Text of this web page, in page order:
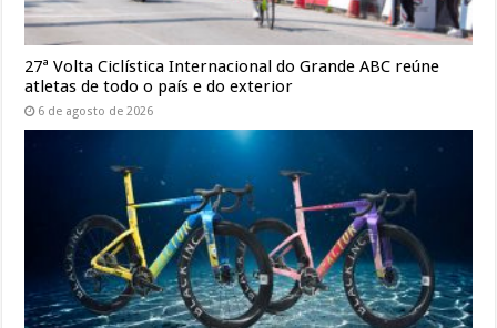
27ª Volta Ciclística Internacional do Grande ABC reúne
atletas de todo o país e do exterior
6 de agosto de 2026